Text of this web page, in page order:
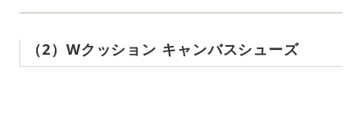
（2）Wクッション キャンバスシューズ